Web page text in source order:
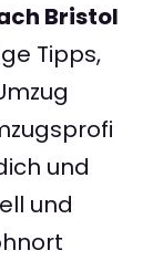
Bristol
Tipps,
und
und